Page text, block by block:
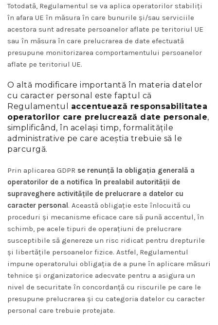
Totodată, Regulamentul se va aplica operatorilor stabiliţi
în afara UE în măsura în care bunurile şi/sau serviciile
acestora sunt adresate persoanelor aflate pe teritoriul UE
sau în măsura în care prelucrarea de date efectuată
presupune monitorizarea comportamentului persoanelor
aflate pe teritoriul UE.
O altă modificare importantă în materia datelor
cu caracter personal este faptul că
Regulamentul accentuează responsabilitatea
operatorilor care prelucrează date personale,
simplificând, în acelaşi timp, formalităţile
administrative pe care aceştia trebuie să le
parcurgă.
Prin aplicarea GDPR se renunță la obligația generală a
operatorilor de a notifica în prealabil autorității de
supraveghere activitățile de prelucrare a datelor cu
caracter personal. Această obligație este înlocuită cu
proceduri și mecanisme eficace care să pună accentul, în
schimb, pe acele tipuri de operațiuni de prelucrare
susceptibile să genereze un risc ridicat pentru drepturile
și libertățile persoanelor fizice. Astfel, Regulamentul
impune operatorului obligația de a pune în aplicare măsuri
tehnice și organizatorice adecvate pentru a asigura un
nivel de securitate în concordanță cu riscurile pe care le
presupune prelucrarea și cu categoria datelor cu caracter
personal care trebuie protejate.